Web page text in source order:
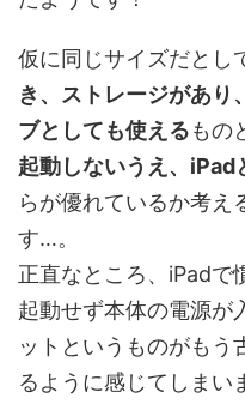
仮に同じサイズだとし
き、ストレージがあり
ブとしても使えるもの
起動しないうえ、 iPad
らが優れているか考え
す…。
正直なところ、 iPadで
起動せず本体の電源が
ットというものがもう
るように感じてしまい